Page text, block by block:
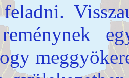
feladni.